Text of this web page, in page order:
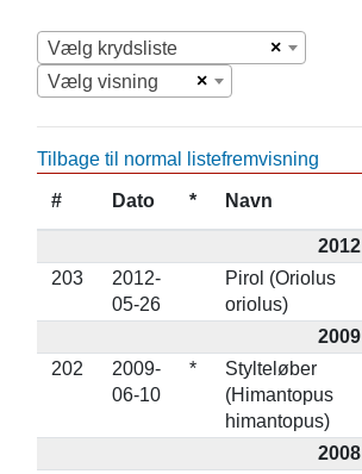
×
Vælg krydsliste
×
Vælg visning
Tilbage til normal listefremvisning
# Dato * Navn
2012
203
2012-
05-26
Pirol (Oriolus
oriolus)
2009
202
2009-
06-10
*
Stylteløber
(Himantopus
himantopus)
2008